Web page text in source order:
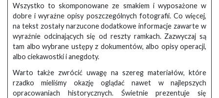
Wszystko to skomponowane ze smakiem i wyposażone w
dobre i wyraźne opisy poszczególnych fotografii. Co więcej,
na tekst zostały narzucone dodatkowe informacje zawarte w
wyraźnie odcinających się od reszty ramkach. Zazwyczaj są
tam albo wybrane ustępy z dokumentów, albo opisy operacji,
albo ciekawostki i anegdoty.
Warto także zwrócić uwagę na szereg materiałów, które
rzadko mieliśmy okazję oglądać nawet w najlepszych
opracowaniach historycznych. Świetnie prezentuje się